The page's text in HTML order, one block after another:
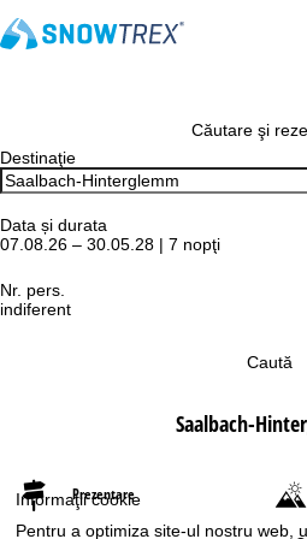
Informaţii cookie
Pentru a optimiza site-ul nostru web,
Căutare şi
Destinaţie
Data și durata
07.08.26 – 30.05.28 | 7 nopţi
Nr. pers.
indiferent
Caută
Saalbach-
Prezentare